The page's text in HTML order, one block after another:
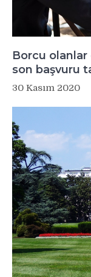
Borcu olanlar
son başvuru
30 Kasım 2020